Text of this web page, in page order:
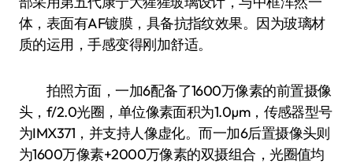
体，表面有AF镀膜，具备抗指纹效果。因为玻璃材
质的运用，手感变得刚加舒适。
拍照方面，一加6配备了1600万像素的前置摄像
头，f/2.0光圈，单位像素面积为1.0µm，传感器型号
为IMX371，并支持人像虚化。而一加6后置摄像头则
为1600万像素+2000万像素的双摄组合，光圈值均